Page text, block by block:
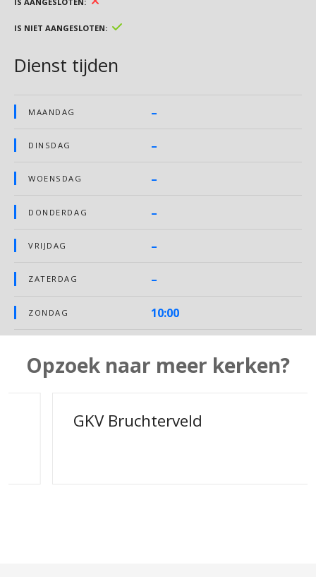
IS NIET AANGESLOTEN
Dienst tijden
MAANDAG –
DINSDAG –
WOENSDAG –
DONDERDAG –
VRIJDAG –
ZATERDAG –
ZONDAG 10:00
Opzoek naar meer kerken?
GKV Bruchterveld